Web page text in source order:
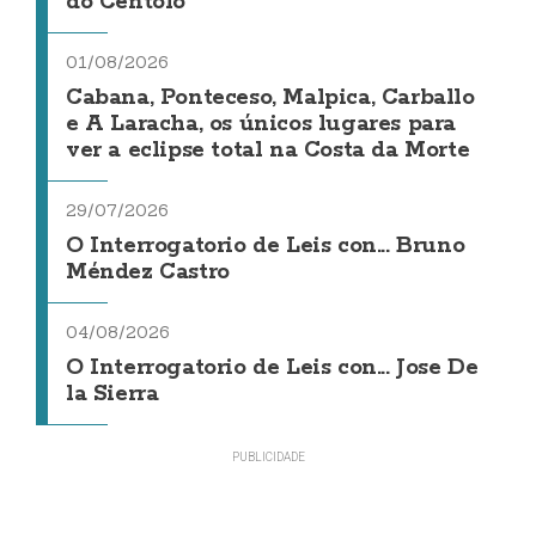
01/08/2026
Cabana, Ponteceso, Malpica, Carballo
e A Laracha, os únicos lugares para
ver a eclipse total na Costa da Morte
29/07/2026
O Interrogatorio de Leis con... Bruno
Méndez Castro
04/08/2026
O Interrogatorio de Leis con... Jose De
la Sierra